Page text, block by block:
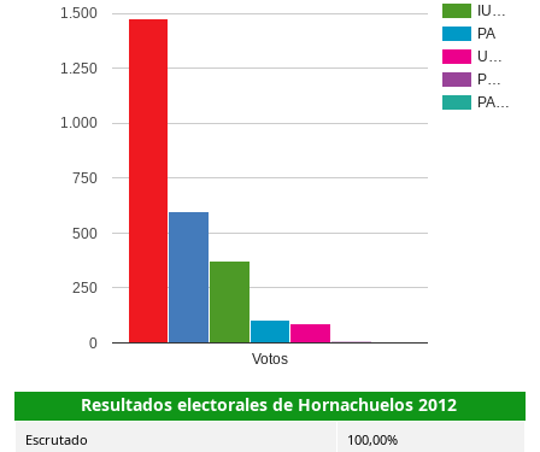
IU…
PA
U…
P…
PA…
Votos
0
250
500
750
1.000
1.250
1.500
Resultados electorales de Hornachuelos 2012
Escrutado 100,00%